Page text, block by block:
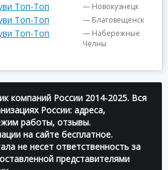
Топ-Топ — Новокузнецк
Топ-Топ — Благовещенск
Топ-Топ
— Набережные
Челны
компаний России 2014-2025. Вся
России: адреса,
работы, отзывы.
на сайте бесплатное.
не несет ответственность за
представителями